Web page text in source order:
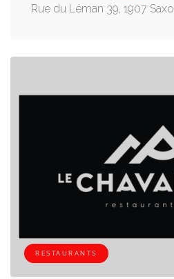
Rue du Léman 39, 1907
RESTAURANTS